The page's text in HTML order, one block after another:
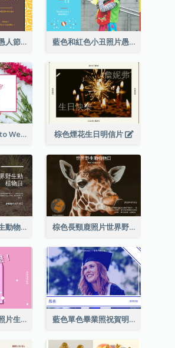
黃褐色遊戲插圖愚人節明信片 藍色和紅色小丑照片愚人節明信片
Pink Floral Photo Wedding Postcard 棕色煙花生日明信片
棕獅照片世界野生動物日明信片 棕色長頸鹿照片世界野生動物日明信片
粉色和白色蛋糕照片生日明信片 藍色單色畢業照祝賀明信片